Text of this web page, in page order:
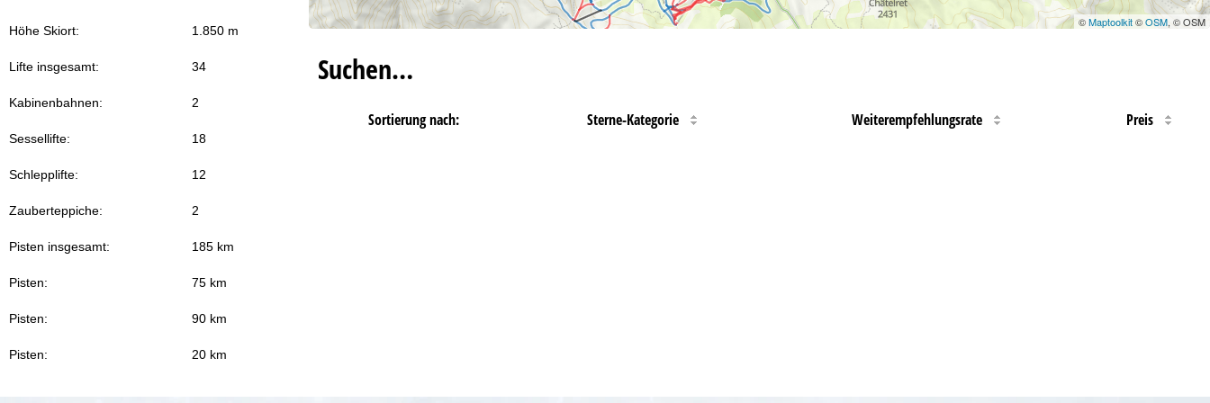
Höhe Skiort: 1.850 m
Lifte insgesamt: 34
Kabinenbahnen: 2
Sessellifte: 18
Schlepplifte: 12
Zauberteppiche: 2
Pisten insgesamt: 185 km
Pisten: 75 km
Pisten: 90 km
Pisten: 20 km
©Maptoolkit©OSM, © OSM
Suchen…
Sortierung nach: Sterne-Kategorie Weiterempfehlungsrate Preis